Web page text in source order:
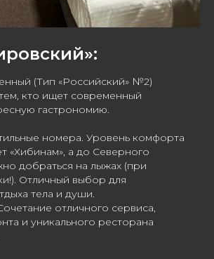
(Тип «Российский» №2)
кто ищет современный
гастрономию.
номера. Уровень комфорта
«Хибинам», а до Северного
добраться на лыжах (при
Отличный выбор для
тела и души.
отличного сервиса,
и уникального ресторана